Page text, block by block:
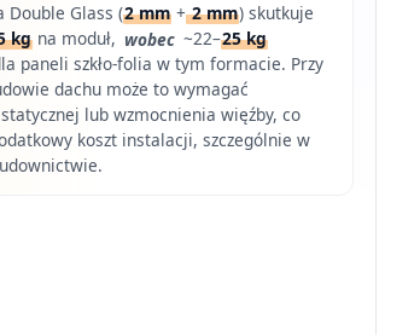
Double Glass (2 mm +2 mm) skutkuje
kg na moduł, wobec ~22–25 kg
paneli szkło-folia w tym formacie. Przy
dachu może to wymagać
lub wzmocnienia więźby, co
koszt instalacji, szczególnie w